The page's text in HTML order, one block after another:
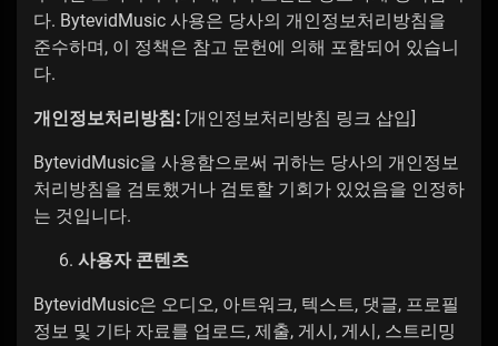
다. BytevidMusic 사용은 당사의 개인정보처리방침을
준수하며, 이 정책은 참고 문헌에 의해 포함되어 있습니
다.
개인정보처리방침: [개인정보처리방침 링크 삽입]
BytevidMusic을 사용함으로써 귀하는 당사의 개인정보
처리방침을 검토했거나 검토할 기회가 있었음을 인정하
는 것입니다.
사용자 콘텐츠
BytevidMusic은 오디오, 아트워크, 텍스트, 댓글, 프로필
정보 및 기타 자료를 업로드, 제출, 게시, 게시, 스트리밍